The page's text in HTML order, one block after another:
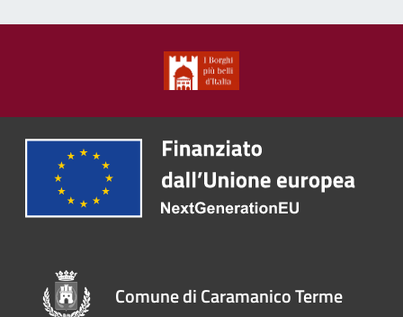
Comune di Caramanico Terme